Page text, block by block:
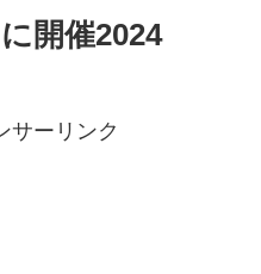
開催2024
サーリンク